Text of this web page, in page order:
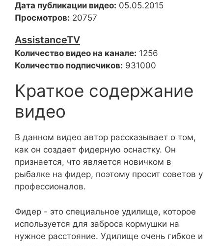
Дата публикации видео: 05.05.2015
Просмотров: 20757
AssistanceTV
Количество видео на канале: 1256
Количество подписчиков: 931000
Краткое содержание
видео
В данном видео автор рассказывает о том,
как он создает фидерную оснастку. Он
признается, что является новичком в
рыбалке на фидер, поэтому просит советов у
профессионалов.
Фидер - это специальное удилище, которое
используется для заброса кормушки на
нужное расстояние. Удилище очень гибкое и